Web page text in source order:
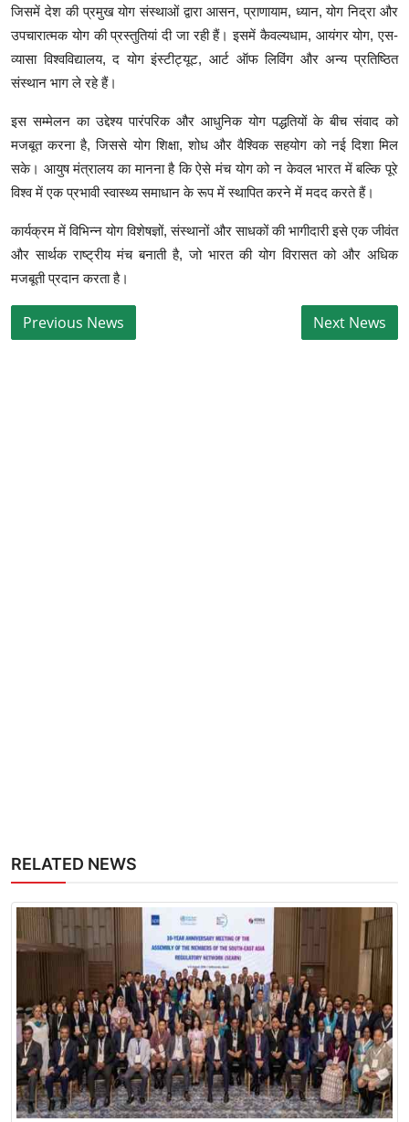
जिसमें देश की प्रमुख योग संस्थाओं द्वारा आसन, प्राणायाम, ध्यान, योग निद्रा और
उपचारात्मक योग की प्रस्तुतियां दी जा रही हैं। इसमें कैवल्यधाम, आयंगर योग, एस-
व्यासा विश्वविद्यालय, द योग इंस्टीट्यूट, आर्ट ऑफ लिविंग और अन्य प्रतिष्ठित
संस्थान भाग ले रहे हैं।
इस सम्मेलन का उद्देश्य पारंपरिक और आधुनिक योग पद्धतियों के बीच संवाद को
मजबूत करना है, जिससे योग शिक्षा, शोध और वैश्विक सहयोग को नई दिशा मिल
सके। आयुष मंत्रालय का मानना है कि ऐसे मंच योग को न केवल भारत में बल्कि पूरे
विश्व में एक प्रभावी स्वास्थ्य समाधान के रूप में स्थापित करने में मदद करते हैं।
कार्यक्रम में विभिन्न योग विशेषज्ञों, संस्थानों और साधकों की भागीदारी इसे एक जीवंत
और सार्थक राष्ट्रीय मंच बनाती है, जो भारत की योग विरासत को और अधिक
मजबूती प्रदान करता है।
RELATED NEWS